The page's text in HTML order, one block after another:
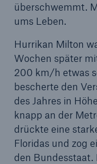
überschwemmt.
ums Leben.
Hurrikan Milton
Wochen später
200 km/h etwas
bescherte den
des Jahres in
knapp an der
drückte eine
Floridas und zog
den Bundesstaat.
Munich Re
Veränderungen
Munich Re
HV beschließt
je Aktie